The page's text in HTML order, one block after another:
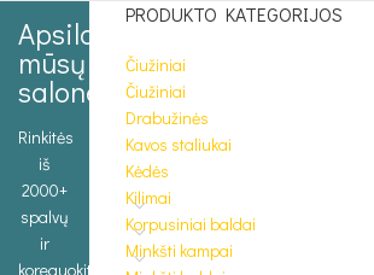
Apsilankykite
mūsų
salone
Rinkitės
iš
2000+
spalvų
ir
koreguokite
PRODUKTO KATEGORIJOS
Čiužiniai
Čiužiniai
Drabužinės
Kavos staliukai
Kėdės
Kilimai
Korpusiniai baldai
Minkšti kampai